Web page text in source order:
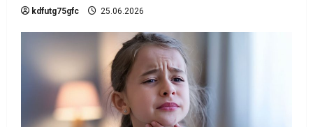
kdfutg75gfc 25.06.2026